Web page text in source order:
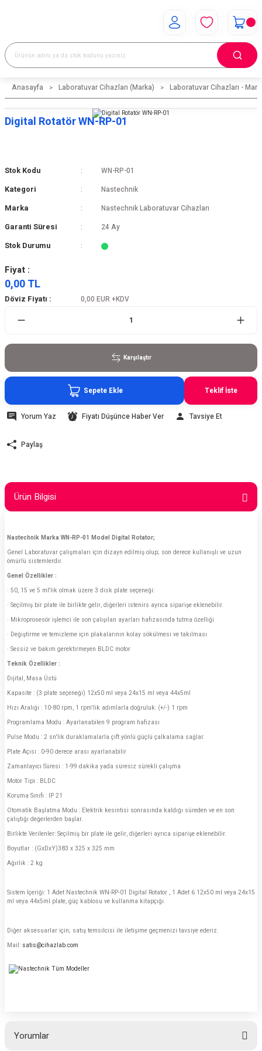
Anasayfa Laboratuvar Cihazları (Marka) Laboratuvar Cihazları -
Digital Rotatör WN-RP-01
Stok Kodu WN-RP-01
Kategori Nastechnik
Marka Nastechnik Laboratuvar Cihazları
Garanti Süresi 24 Ay
Stok Durumu
Fiyat :
0,00 TL
Döviz Fiyatı : 0,00 EUR +KDV
Karşılaştır
Sepete Ekle Teklif İste
Yorum Yaz Fiyatı Düşünce Haber Ver Tavsiye Et
Paylaş
Ürün Bilgisi
Nastechnik Marka WN-RP-01 Model Digital Rotator;
Genel Laboratuvar çalışmaları için dizayn edilmiş olup; son derece kullanışlı ve uzun
ömürlü sistemlerdir.
Genel Özellikler :
· 50, 15 ve 5 ml'lik olmak üzere 3 disk plate seçeneği:
· Seçilmiş bir plate ile birlikte gelir, diğerleri istenirs ayrıca siparişe eklenebilir.
· Mikroprosesör işlemci ile son çalışılan ayarları hafızasında tutma özelliği
· Değiştirme ve temizleme için plakalarının kolay sökülmesi ve takılması
· Sessiz ve bakım gerektirmeyen BLDC motor
Teknik Özellikler :
Dijital, Masa Üstü
Kapasite : (3 plate seçeneği) 12x50 ml veya 24x15 ml veya 44x5ml
Hızı Aralığı : 10-80 rpm, 1 rpm'lik adımlarla doğruluk: (+/-) 1 rpm
Programlama Modu : Ayarlanabilen 9 program hafızası
Pulse Modu : 2 sn'lik duraklamalarla çift yönlü güçlü çalkalama sağlar.
Plate Açısı : 0-90 derece arası ayarlanabilir
Zamanlayıcı Süresi : 1-99 dakika yada süresiz sürekli çalışma
Motor Tipi : BLDC
Koruma Sınıfı : IP 21
Otomatik Başlatma Modu : Elektrik kesintisi sonrasında kaldığı süreden ve en son
çalıştığı değerlerden başlar.
Birlikte Verilenler: Seçilmiş bir plate ile gelir, diğerleri ayrıca siparişe eklenebilir.
Boyutlar : (GxDxY)383 x 325 x 325 mm
Ağırlık : 2 kg
Sistem İçeriği: 1 Adet Nastechnik WN-RP-01 Digital Rotator , 1 Adet 6 12x50 ml veya 24x15
ml veya 44x5ml plate, güç kablosu ve kullanma kitapçığı.
Diğer aksesuarlar için; satış temsilcisi ile iletişime geçmenizi tavsiye ederiz.
Mail: satis@cihazlab.com
Yorumlar